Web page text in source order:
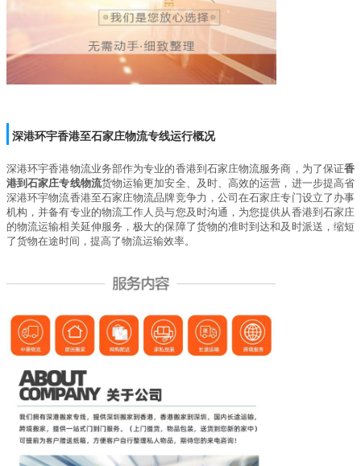
深港环宇香港至石家庄物流专线运行概况
深港环宇香港物流业务部作为专业的香港到石家庄物流服务商，为了保证香
港到石家庄专线物流货物运输更加安全、及时、高效的运营，进一步提高省
深港环宇物流香港至石家庄物流品牌竞争力，公司在石家庄专门设立了办事
机构，并备有专业的物流工作人员与您及时沟通，为您提供从香港到石家庄
的物流运输相关延伸服务，极大的保障了货物的准时到达和及时派送，缩短
了货物在途时间，提高了物流运输效率。